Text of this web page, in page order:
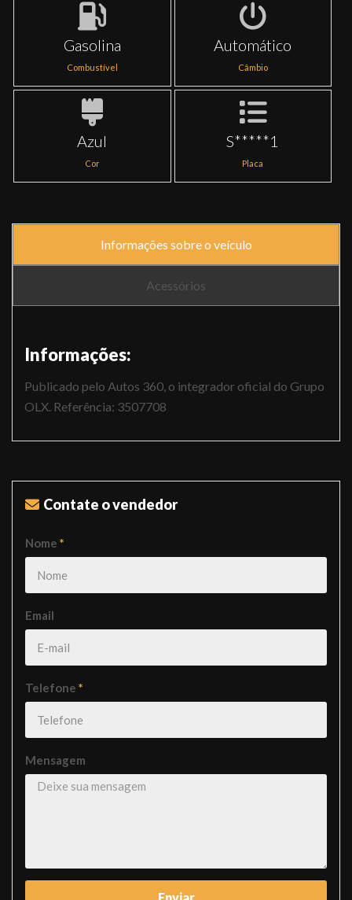
Gasolina
Combustível
Automático
Câmbio
Azul
Cor
S*****1
Placa
Informações sobre o veículo
Acessórios
Informações:
Publicado pelo Autos 360, o integrador oficial do Grupo
OLX. Referência: 3507708
Contate o vendedor
Nome *
Email
Telefone *
Mensagem